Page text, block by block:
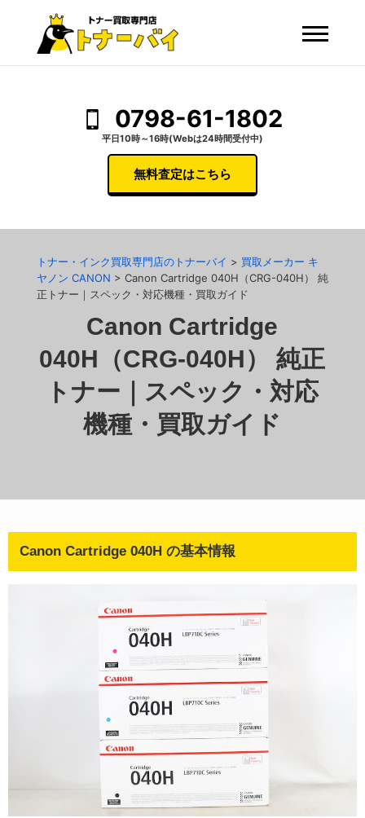
0798-61-1802
平日10時～16時(Webは24時間受付中)
無料査定はこちら
トナー・インク買取専門店のトナーバイ > 買取メーカー キ
ヤノン CANON > Canon Cartridge 040H（CRG-040H） 純
正トナー｜スペック・対応機種・買取ガイド
Canon Cartridge
040H（CRG-040H） 純正
トナー｜スペック・対応
機種・買取ガイド
Canon Cartridge 040H の基本情報